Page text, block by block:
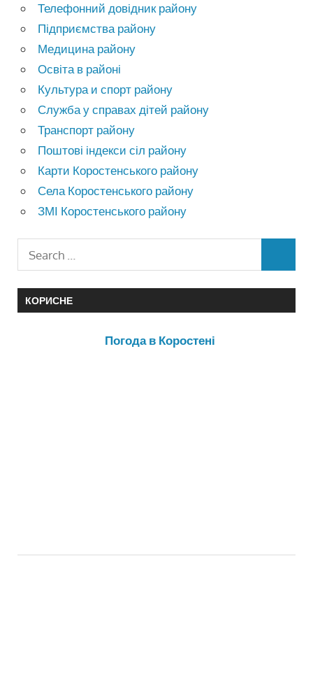
Телефонний довідник району
Підприємства району
Медицина району
Освіта в районі
Культура и спорт району
Служба у справах дітей району
Транспорт району
Поштові індекси сіл району
Карти Коростенського району
Села Коростенського району
ЗМІ Коростенського району
КОРИСНЕ
Погода в Коростені